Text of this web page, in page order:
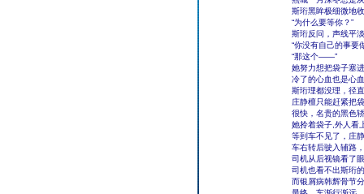
斯珩黑眸极细微地
“为什么要等你？”
斯珩反问，声线平
“你没有自己的事要
“那这个――”
她努力想把袋子塞
冷了的心血也是心
斯珩理都没理，径
庄静檀只能赶紧把
很快，名贵的黑色
她拎着袋子,外人看
等到车不见了，庄
车右转后驶入辅路
司机从后视镜看了
司机也看不出斯珩
而银屑病韩辉骨节